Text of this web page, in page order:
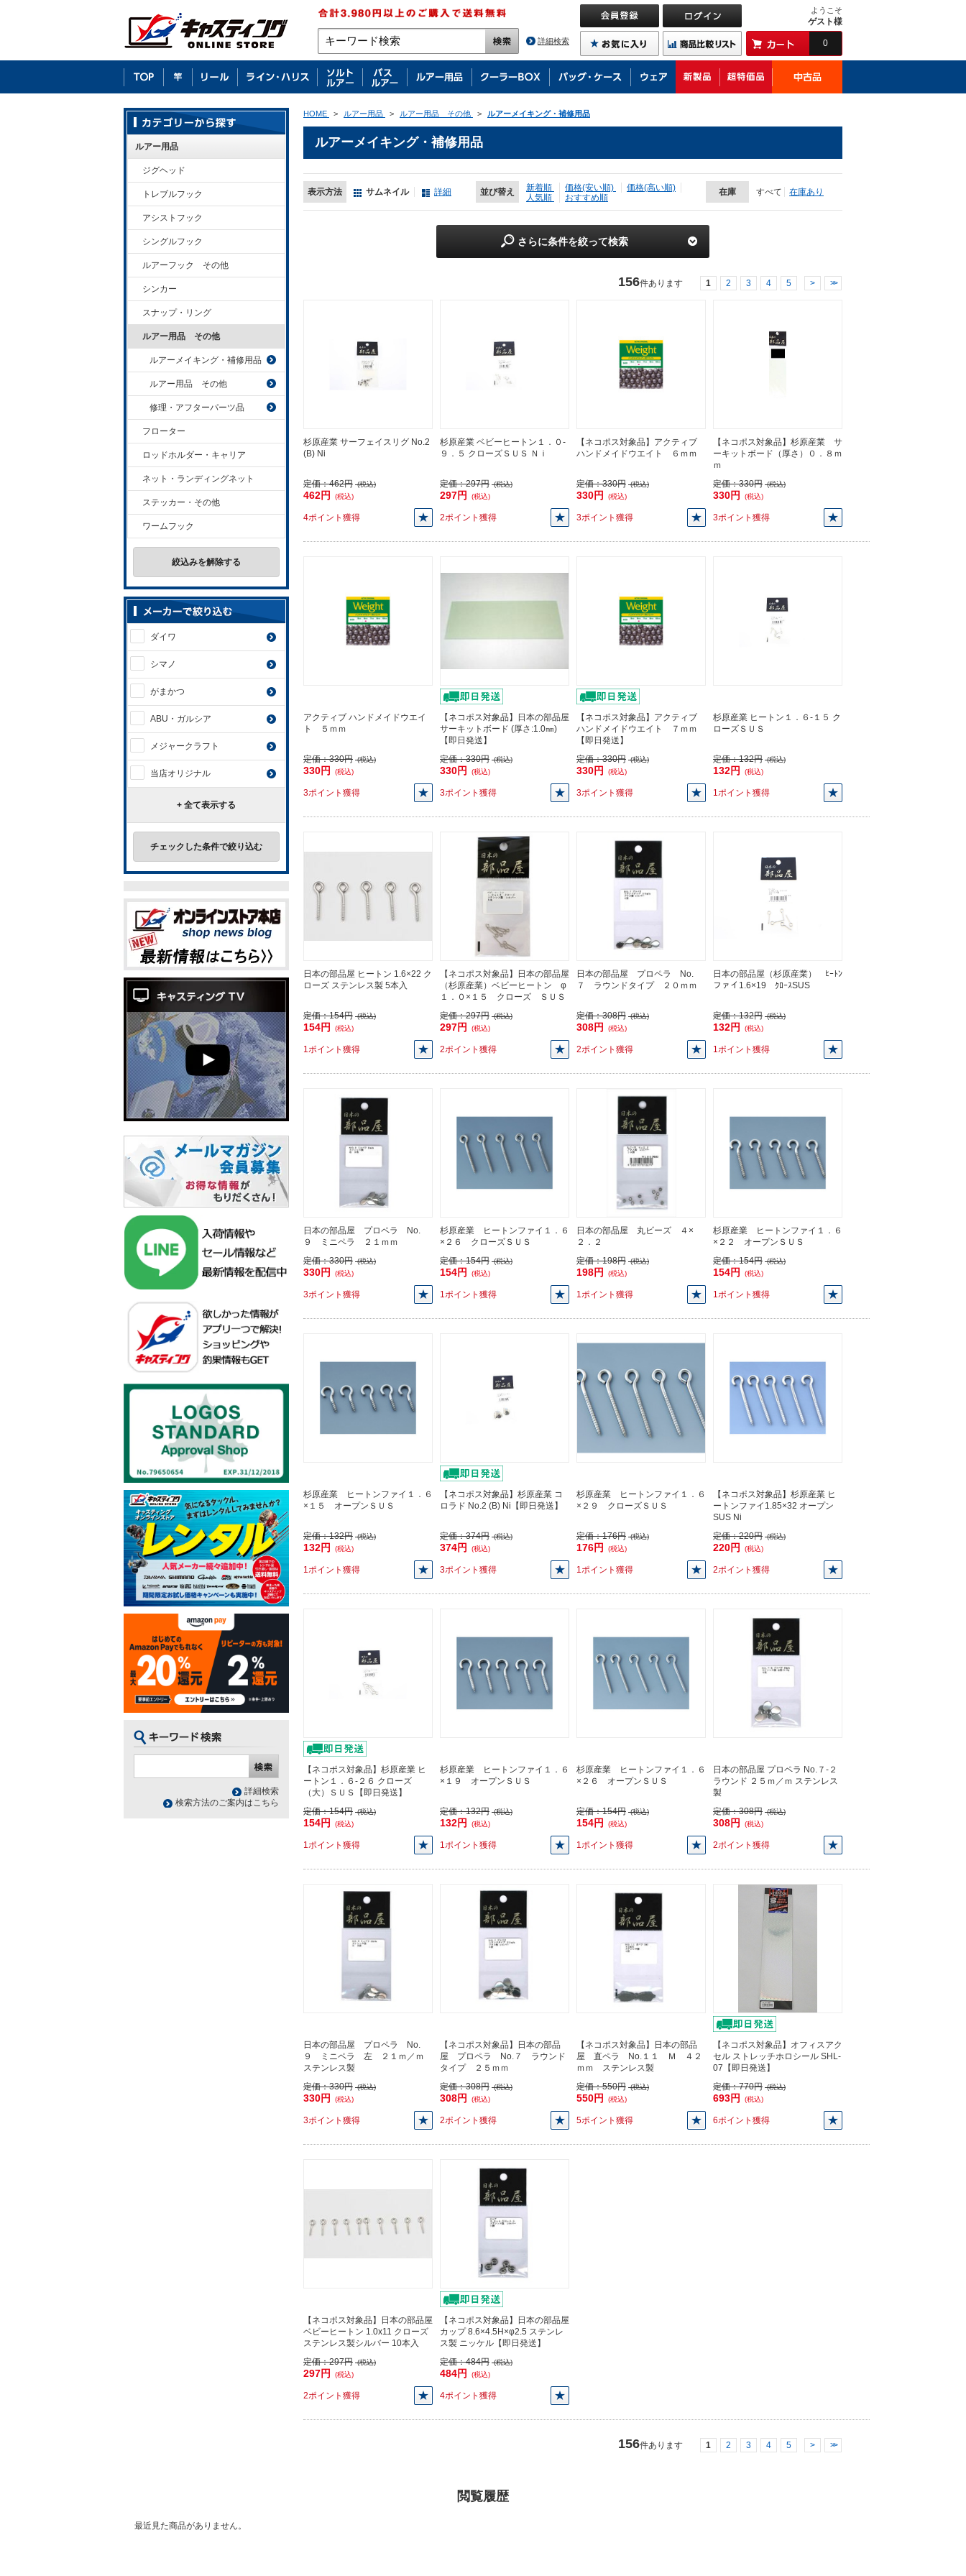
詳細検索
ようこそ
ゲスト様
0
HOME > ルアー用品 > ルアー用品 その他 > ルアーメイキング・補修用品
ルアーメイキング・補修用品
表示方法 サムネイル 詳細 並び替え 新着順 価格(安い順)
価格(高い順)
人気順
おすすめ順
在庫 すべて 在庫あり
さらに条件を絞って検索
156件あります 1 2 3 4 5 > >>
杉原産業 サーフェイスリグ No.2
(B) Ni
定価：462円 (税込)
462円 (税込)
4ポイント獲得
杉原産業 ベビーヒートン１．０-
９．５ クローズＳＵＳ Ｎｉ
定価：297円 (税込)
297円 (税込)
2ポイント獲得
【ネコポス対象品】アクティブ
ハンドメイドウエイト ６ｍｍ
定価：330円 (税込)
330円 (税込)
3ポイント獲得
【ネコポス対象品】杉原産業 サ
ーキットボード（厚さ）０．８ｍ
ｍ
定価：330円 (税込)
330円 (税込)
3ポイント獲得
アクティブ ハンドメイドウエイ
ト ５ｍｍ
定価：330円 (税込)
330円 (税込)
3ポイント獲得
【ネコポス対象品】日本の部品屋
サーキットボード (厚さ:1.0㎜)
【即日発送】
定価：330円 (税込)
330円 (税込)
3ポイント獲得
【ネコポス対象品】アクティブ
ハンドメイドウエイト ７ｍｍ
【即日発送】
定価：330円 (税込)
330円 (税込)
3ポイント獲得
杉原産業 ヒートン１．６-１５ ク
ローズＳＵＳ
定価：132円 (税込)
132円 (税込)
1ポイント獲得
日本の部品屋 ヒートン 1.6×22 ク
ローズ ステンレス製 5本入
定価：154円 (税込)
154円 (税込)
1ポイント獲得
【ネコポス対象品】日本の部品屋
（杉原産業）ベビーヒートン φ
１．０×１５ クローズ ＳＵＳ
定価：297円 (税込)
297円 (税込)
2ポイント獲得
日本の部品屋 プロペラ No.
７ ラウンドタイプ ２０ｍｍ
定価：308円 (税込)
308円 (税込)
2ポイント獲得
日本の部品屋（杉原産業） ﾋｰﾄﾝ
ファイ1.6×19 ｸﾛｰｽSUS
定価：132円 (税込)
132円 (税込)
1ポイント獲得
日本の部品屋 プロペラ No.
９ ミニペラ ２１ｍｍ
定価：330円 (税込)
330円 (税込)
3ポイント獲得
杉原産業 ヒートンファイ１．６
×２６ クローズＳＵＳ
定価：154円 (税込)
154円 (税込)
1ポイント獲得
日本の部品屋 丸ビーズ ４×
２．２
定価：198円 (税込)
198円 (税込)
1ポイント獲得
杉原産業 ヒートンファイ１．６
×２２ オープンＳＵＳ
定価：154円 (税込)
154円 (税込)
1ポイント獲得
杉原産業 ヒートンファイ１．６
×１５ オープンＳＵＳ
定価：132円 (税込)
132円 (税込)
1ポイント獲得
【ネコポス対象品】杉原産業 コ
ロラド No.2 (B) Ni【即日発送】
定価：374円 (税込)
374円 (税込)
3ポイント獲得
杉原産業 ヒートンファイ１．６
×２９ クローズＳＵＳ
定価：176円 (税込)
176円 (税込)
1ポイント獲得
【ネコポス対象品】杉原産業 ヒ
ートンファイ1.85×32 オープン
SUS Ni
定価：220円 (税込)
220円 (税込)
2ポイント獲得
【ネコポス対象品】杉原産業 ヒ
ートン１．６-２６ クローズ
（大）ＳＵＳ【即日発送】
定価：154円 (税込)
154円 (税込)
1ポイント獲得
杉原産業 ヒートンファイ１．６
×１９ オープンＳＵＳ
定価：132円 (税込)
132円 (税込)
1ポイント獲得
杉原産業 ヒートンファイ１．６
×２６ オープンＳＵＳ
定価：154円 (税込)
154円 (税込)
1ポイント獲得
日本の部品屋 プロペラ No.７-２
ラウンド ２５ｍ／ｍ ステンレス
製
定価：308円 (税込)
308円 (税込)
2ポイント獲得
日本の部品屋 プロペラ No.
９ ミニペラ 左 ２１ｍ／ｍ
ステンレス製
定価：330円 (税込)
330円 (税込)
3ポイント獲得
【ネコポス対象品】日本の部品
屋 プロペラ No.７ ラウンド
タイプ ２５ｍｍ
定価：308円 (税込)
308円 (税込)
2ポイント獲得
【ネコポス対象品】日本の部品
屋 直ペラ No.１１ Ｍ ４２
ｍｍ ステンレス製
定価：550円 (税込)
550円 (税込)
5ポイント獲得
【ネコポス対象品】オフィスアク
セル ストレッチホロシール SHL-
07【即日発送】
定価：770円 (税込)
693円 (税込)
6ポイント獲得
【ネコポス対象品】日本の部品屋
ベビーヒートン 1.0x11 クローズ
ステンレス製シルバー 10本入
定価：297円 (税込)
297円 (税込)
2ポイント獲得
【ネコポス対象品】日本の部品屋
カップ 8.6×4.5H×φ2.5 ステンレ
ス製 ニッケル【即日発送】
定価：484円 (税込)
484円 (税込)
4ポイント獲得
156件あります 1 2 3 4 5 > >>
ルアー用品
ジグヘッド
トレブルフック
アシストフック
シングルフック
ルアーフック その他
シンカー
スナップ・リング
ルアー用品 その他
ルアーメイキング・補修用品
ルアー用品 その他
修理・アフターパーツ品
フローター
ロッドホルダー・キャリア
ネット・ランディングネット
ステッカー・その他
ワームフック
絞込みを解除する
ダイワ
シマノ
がまかつ
ABU・ガルシア
メジャークラフト
当店オリジナル
+ 全て表示する
チェックした条件で絞り込む
詳細検索
検索方法のご案内はこちら
閲覧履歴
最近見た商品がありません。